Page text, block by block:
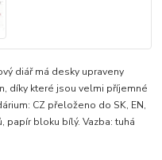
diář má desky upraveny
díky které jsou velmi příjemné
CZ přeloženo do SK, EN,
papír bloku bílý. Vazba: tuhá